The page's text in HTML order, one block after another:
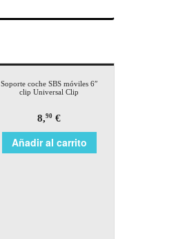
Soporte coche SBS móviles 6″
clip Universal Clip
8,90 €
Añadir al carrito